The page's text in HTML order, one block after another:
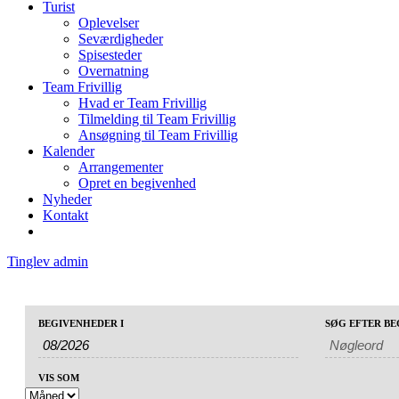
Turist
Oplevelser
Seværdigheder
Spisesteder
Overnatning
Team Frivillig
Hvad er Team Frivillig
Tilmelding til Team Frivillig
Ansøgning til Team Frivillig
Kalender
Arrangementer
Opret en begivenhed
Nyheder
Kontakt
Tinglev admin
Begivenheder
Search
and
Views
BEGIVENHEDER I SØG EFTER
Begivenhed
Views
VIS SOM